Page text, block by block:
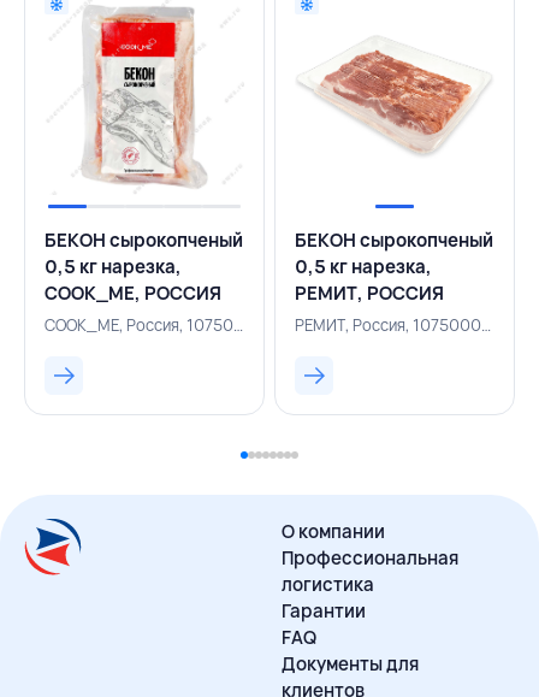
БЕКОН сырокопченый
0,5 кг нарезка,
COOK_ME, РОССИЯ
COOK_ME, Россия, 107500112
БЕКОН сырокопченый
0,5 кг нарезка,
РЕМИТ, РОССИЯ
РЕМИТ, Россия, 107500089
О компании
Профессиональная
логистика
Гарантии
FAQ
Документы для
клиентов